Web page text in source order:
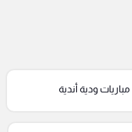
ودية أندية